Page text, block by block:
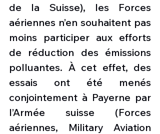
de la Suisse), les Forces
aériennes n’en souhaitent pas
moins participer aux efforts
de réduction des émissions
polluantes. À cet effet, des
essais ont été menés
conjointement à Payerne par
l’Armée suisse (Forces
aériennes, Military Aviation